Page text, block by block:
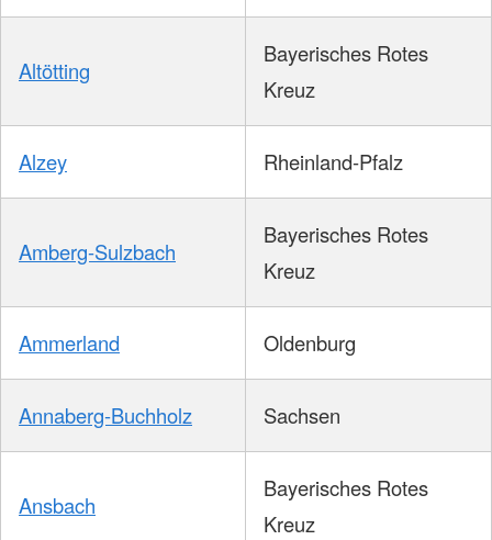
Altötting
Bayerisches Rotes
Kreuz
Alzey Rheinland-Pfalz
Amberg-Sulzbach
Bayerisches Rotes
Kreuz
Ammerland Oldenburg
Annaberg-Buchholz Sachsen
Ansbach
Bayerisches Rotes
Kreuz